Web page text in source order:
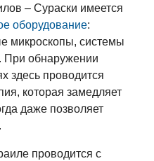
– Сураски имеется
оборудование:
микроскопы, системы
При обнаружении
здесь проводится
которая замедляет
даже позволяет
проводится с